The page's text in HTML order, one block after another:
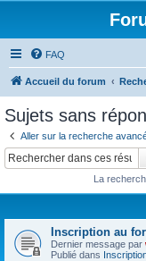
FAQ
Accueil du forum
Sujets sans
Aller sur la recherche
La
Inscription au
Dernier message par
Publié dans